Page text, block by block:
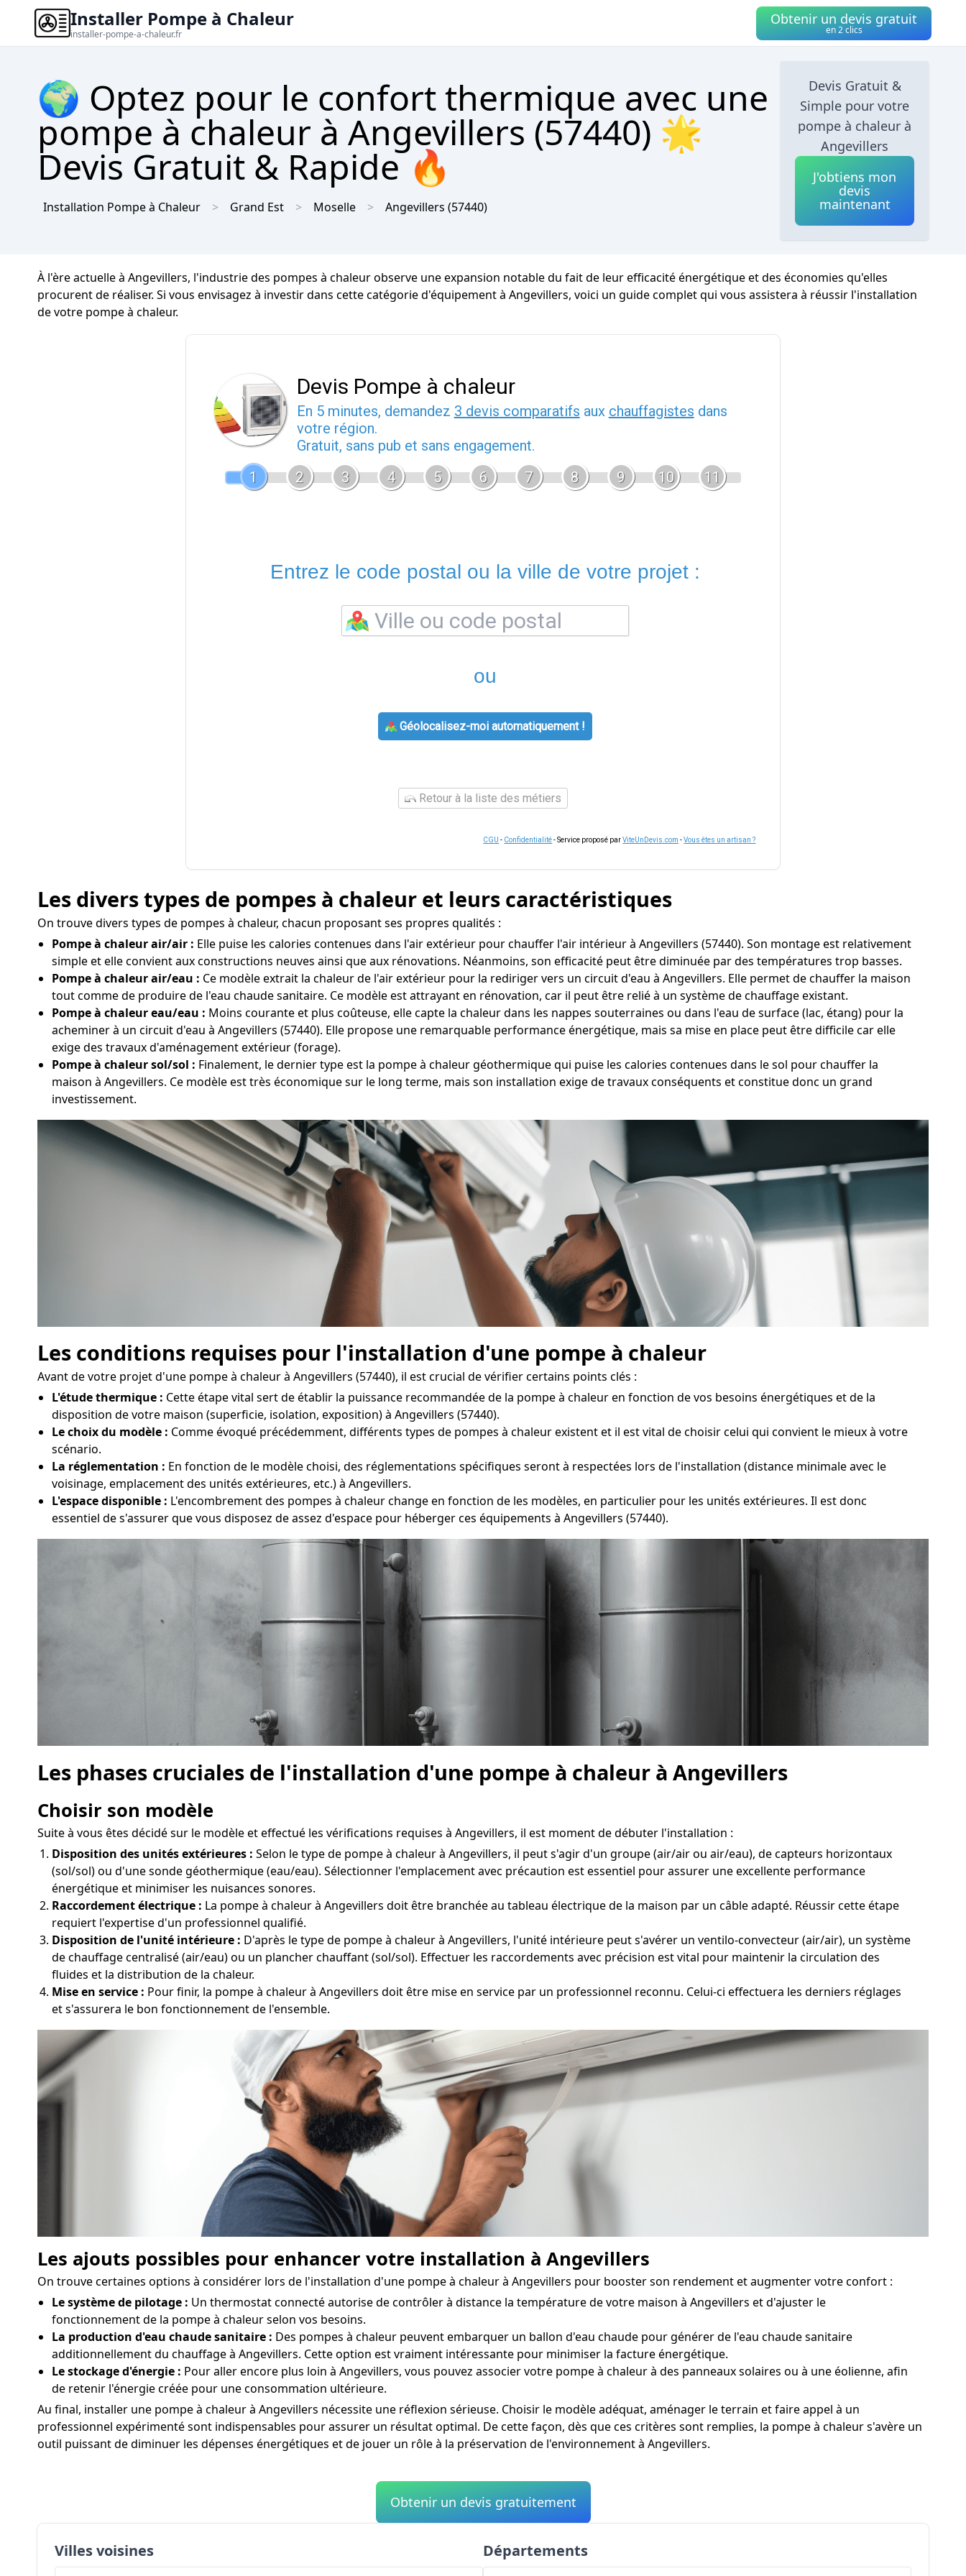
Installer Pompe à Chaleur
installer-pompe-a-chaleur.fr
Obtenir un devis gratuit
en 2 clics
🌍 Optez pour le confort thermique avec une
pompe à chaleur à Angevillers (57440) 🌟
Devis Gratuit & Rapide 🔥
Installation Pompe à Chaleur Grand Est Moselle Angevillers (57440)
Devis Gratuit &
Simple pour votre
pompe à chaleur à
Angevillers
J'obtiens mon
devis
maintenant
À l'ère actuelle à Angevillers, l'industrie des pompes à chaleur observe une expansion notable du fait de leur efficacité énergétique et des économies qu'elles
procurent de réaliser. Si vous envisagez à investir dans cette catégorie d'équipement à Angevillers, voici un guide complet qui vous assistera à réussir l'installation
de votre pompe à chaleur.
Devis Pompe à chaleur
En 5 minutes, demandez 3 devis comparatifs aux chauffagistes dans
votre région.
Gratuit, sans pub et sans engagement.
1
2 3 4 5 6 7 8 9 10 11
Entrez le code postal ou la ville de votre projet :
ou
Géolocalisez-moi automatiquement !
Retour à la liste des métiers
CGU - Confidentialité- Service proposé parViteUnDevis.com -Vous êtes un artisan ?
Les divers types de pompes à chaleur et leurs caractéristiques
On trouve divers types de pompes à chaleur, chacun proposant ses propres qualités :
Pompe à chaleur air/air : Elle puise les calories contenues dans l'air extérieur pour chauffer l'air intérieur à Angevillers (57440). Son montage est relativement
simple et elle convient aux constructions neuves ainsi que aux rénovations. Néanmoins, son efficacité peut être diminuée par des températures trop basses.
Pompe à chaleur air/eau : Ce modèle extrait la chaleur de l'air extérieur pour la rediriger vers un circuit d'eau à Angevillers. Elle permet de chauffer la maison
tout comme de produire de l'eau chaude sanitaire. Ce modèle est attrayant en rénovation, car il peut être relié à un système de chauffage existant.
Pompe à chaleur eau/eau : Moins courante et plus coûteuse, elle capte la chaleur dans les nappes souterraines ou dans l'eau de surface (lac, étang) pour la
acheminer à un circuit d'eau à Angevillers (57440). Elle propose une remarquable performance énergétique, mais sa mise en place peut être difficile car elle
exige des travaux d'aménagement extérieur (forage).
Pompe à chaleur sol/sol : Finalement, le dernier type est la pompe à chaleur géothermique qui puise les calories contenues dans le sol pour chauffer la
maison à Angevillers. Ce modèle est très économique sur le long terme, mais son installation exige de travaux conséquents et constitue donc un grand
investissement.
Les conditions requises pour l'installation d'une pompe à chaleur
Avant de votre projet d'une pompe à chaleur à Angevillers (57440), il est crucial de vérifier certains points clés :
L'étude thermique : Cette étape vital sert de établir la puissance recommandée de la pompe à chaleur en fonction de vos besoins énergétiques et de la
disposition de votre maison (superficie, isolation, exposition) à Angevillers (57440).
Le choix du modèle : Comme évoqué précédemment, différents types de pompes à chaleur existent et il est vital de choisir celui qui convient le mieux à votre
scénario.
La réglementation : En fonction de le modèle choisi, des réglementations spécifiques seront à respectées lors de l'installation (distance minimale avec le
voisinage, emplacement des unités extérieures, etc.) à Angevillers.
L'espace disponible : L'encombrement des pompes à chaleur change en fonction de les modèles, en particulier pour les unités extérieures. Il est donc
essentiel de s'assurer que vous disposez de assez d'espace pour héberger ces équipements à Angevillers (57440).
Les phases cruciales de l'installation d'une pompe à chaleur à Angevillers
Choisir son modèle
Suite à vous êtes décidé sur le modèle et effectué les vérifications requises à Angevillers, il est moment de débuter l'installation :
Disposition des unités extérieures : Selon le type de pompe à chaleur à Angevillers, il peut s'agir d'un groupe (air/air ou air/eau), de capteurs horizontaux
(sol/sol) ou d'une sonde géothermique (eau/eau). Sélectionner l'emplacement avec précaution est essentiel pour assurer une excellente performance
énergétique et minimiser les nuisances sonores.
Raccordement électrique : La pompe à chaleur à Angevillers doit être branchée au tableau électrique de la maison par un câble adapté. Réussir cette étape
requiert l'expertise d'un professionnel qualifié.
Disposition de l'unité intérieure : D'après le type de pompe à chaleur à Angevillers, l'unité intérieure peut s'avérer un ventilo-convecteur (air/air), un système
de chauffage centralisé (air/eau) ou un plancher chauffant (sol/sol). Effectuer les raccordements avec précision est vital pour maintenir la circulation des
fluides et la distribution de la chaleur.
Mise en service : Pour finir, la pompe à chaleur à Angevillers doit être mise en service par un professionnel reconnu. Celui-ci effectuera les derniers réglages
et s'assurera le bon fonctionnement de l'ensemble.
Les ajouts possibles pour enhancer votre installation à Angevillers
On trouve certaines options à considérer lors de l'installation d'une pompe à chaleur à Angevillers pour booster son rendement et augmenter votre confort :
Le système de pilotage : Un thermostat connecté autorise de contrôler à distance la température de votre maison à Angevillers et d'ajuster le
fonctionnement de la pompe à chaleur selon vos besoins.
La production d'eau chaude sanitaire : Des pompes à chaleur peuvent embarquer un ballon d'eau chaude pour générer de l'eau chaude sanitaire
additionnellement du chauffage à Angevillers. Cette option est vraiment intéressante pour minimiser la facture énergétique.
Le stockage d'énergie : Pour aller encore plus loin à Angevillers, vous pouvez associer votre pompe à chaleur à des panneaux solaires ou à une éolienne, afin
de retenir l'énergie créée pour une consommation ultérieure.
Au final, installer une pompe à chaleur à Angevillers nécessite une réflexion sérieuse. Choisir le modèle adéquat, aménager le terrain et faire appel à un
professionnel expérimenté sont indispensables pour assurer un résultat optimal. De cette façon, dès que ces critères sont remplies, la pompe à chaleur s'avère un
outil puissant de diminuer les dépenses énergétiques et de jouer un rôle à la préservation de l'environnement à Angevillers.
Obtenir un devis gratuitement
Villes voisines Départements